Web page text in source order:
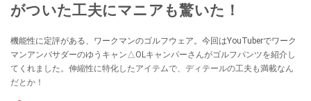
がついた工夫にマニアも驚いた！
機能性に定評がある、ワークマンのゴルフウェア。今回はYouTuberでワーク
マンアンバサダーのゆうキャン△OLキャンパーさんがゴルフパンツを紹介し
てくれました。伸縮性に特化したアイテムで、ディテールの工夫も満載なん
だとか！